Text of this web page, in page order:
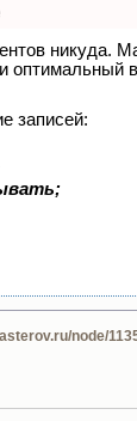
никуда.
оптимальный
записей:
node/